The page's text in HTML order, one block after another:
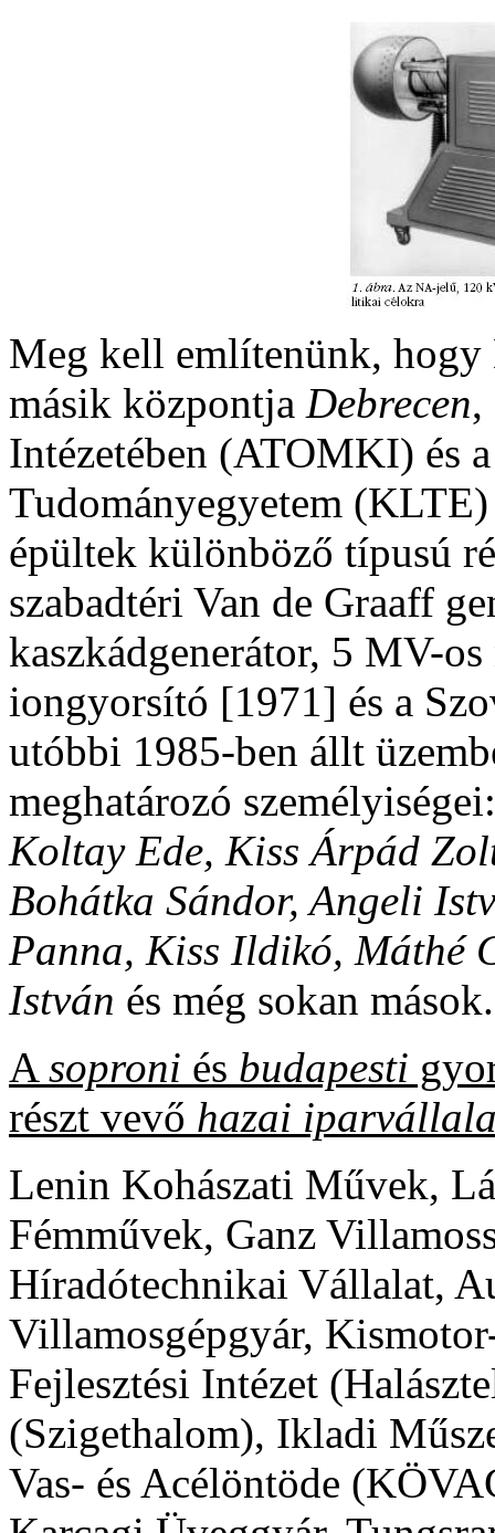
Meg kell említenünk, hogy
másik központja Debrecen,
Intézetében (ATOMKI) és
Tudományegyetem
épültek különböző típusú
szabadtéri Van de Graaff
kaszkádgenerátor, 5 MV-
iongyorsító [1971] és a
utóbbi 1985-ben állt
meghatározó
Koltay Ede, Kiss Árpád
Bohátka Sándor, Angeli
Panna, Kiss Ildikó, Máthé
István és még sokan mások.
A soproni és budapesti
részt vevő hazai
Lenin Kohászati Művek,
Fémművek, Ganz
Híradótechnikai Vállalat,
Villamosgépgyár,
Fejlesztési Intézet
(Szigethalom), Ikladi
Vas- és Acélöntöde